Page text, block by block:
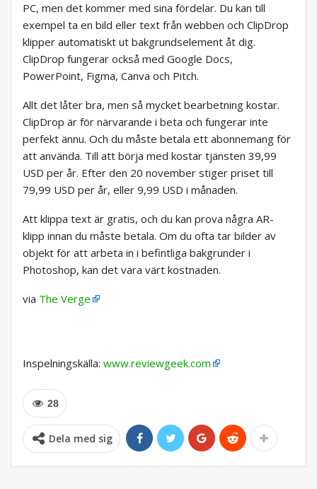
PC, men det kommer med sina fördelar. Du kan till
exempel ta en bild eller text från webben och ClipDrop
klipper automatiskt ut bakgrundselement åt dig.
ClipDrop fungerar också med Google Docs,
PowerPoint, Figma, Canva och Pitch.
Allt det låter bra, men så mycket bearbetning kostar.
ClipDrop är för närvarande i beta och fungerar inte
perfekt ännu. Och du måste betala ett abonnemang för
att använda. Till att börja med kostar tjänsten 39,99
USD per år. Efter den 20 november stiger priset till
79,99 USD per år, eller 9,99 USD i månaden.
Att klippa text är gratis, och du kan prova några AR-
klipp innan du måste betala. Om du ofta tar bilder av
objekt för att arbeta in i befintliga bakgrunder i
Photoshop, kan det vara värt kostnaden.
via The Verge
Inspelningskälla: www.reviewgeek.com
28
Dela med sig